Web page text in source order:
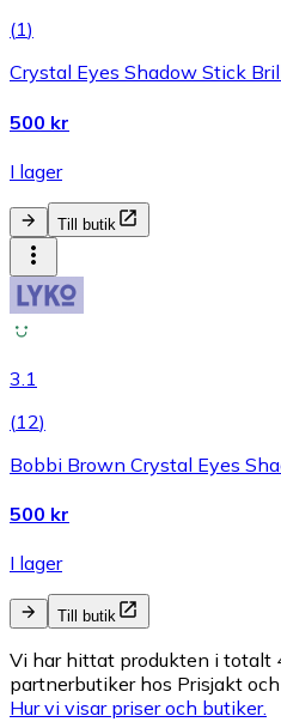
(1)
Crystal Eyes Shadow Stick
500 kr
I lager
Till butik
3.1
(12)
Bobbi Brown Crystal Eyes
500 kr
I lager
Till butik
Vi har hittat produkten i totalt
partnerbutiker hos Prisjakt
Hur vi visar priser och butiker.